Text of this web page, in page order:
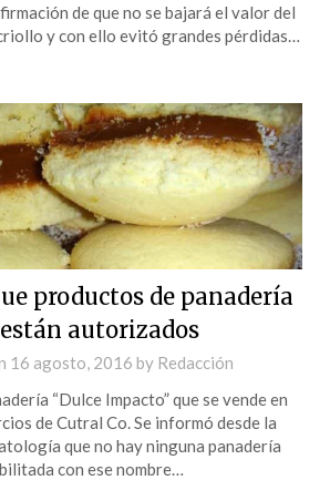
de que no se bajará el valor del
y con ello evitó grandes pérdidas…
productos de panadería
autorizados
16 agosto, 2016 by Redacción
“Dulce Impacto” que se vende en
de Cutral Co. Se informó desde la
que no hay ninguna panadería
con ese nombre…